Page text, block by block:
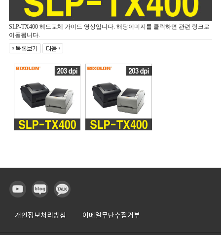
SLP-TX400 헤드교체 가이드 영상입니다. 해당이미지를 클릭하면 관련 링크로
이동됩니다.
개인정보처리방침 이메일무단수집거부